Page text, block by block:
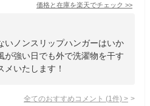
価格と在庫を楽天でチェック >>
いノンスリップハンガーはいか
が強い日でも外で洗濯物を干す
メいたします！
全てのおすすめコメント (1 件) >